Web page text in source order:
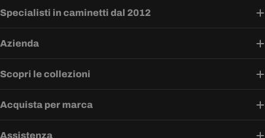
Specialisti in caminetti dal 2012
Azienda
Scopri le collezioni
Acquista per marca
Assistenza